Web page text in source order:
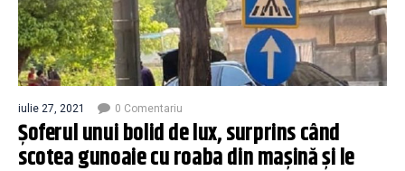
iulie 27, 2021 0 Comentariu
Șoferul unui bolid de lux, surprins când
scotea gunoaie cu roaba din mașină și le